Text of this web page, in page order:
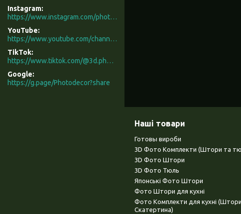
Instagram
https://www.instagram.com/photodecor.com.ua/
YouTube
https://www.youtube.com/channel/UCXCUerfqRY1Pw7-IptdbqyA/videos
TikTok
https://www.tiktok.com/@3d.photodecor?is_from_webapp=1&sender_device=pc
Google
https://g.page/Photodecor?share
Наші товари
Готовы вироби
3D Фото Комплекти (Штори та
3D Фото Штори
3D Фото Тюль
Японські Фото Штори
Фото Штори для кухні
Фото Комплекти для кухні
Скатертина)